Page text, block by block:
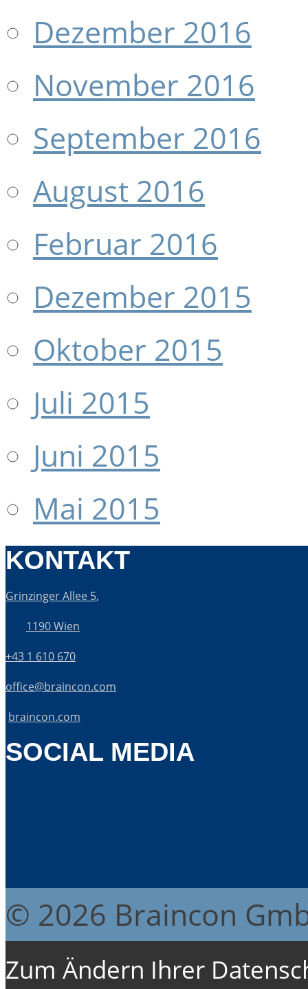
Dezember 2016
November 2016
September 2016
August 2016
Februar 2016
Dezember 2015
Oktober 2015
Juli 2015
Juni 2015
Mai 2015
KONTAKT
Grinzinger Allee 5,
1190 Wien
+43 1 610 670
office@braincon.com
braincon.com
SOCIAL MEDIA
© 2026 Braincon
Zum Ändern Ihrer